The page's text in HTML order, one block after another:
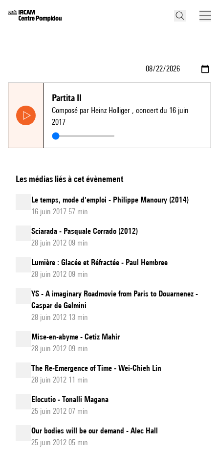
Partita II
Composé par Heinz Holliger , concert du 16 juin
2017
Les médias liés à cet évènement
Le temps, mode d'emploi - Philippe Manoury (2014)
16 juin 2017 57 min
Sciarada - Pasquale Corrado (2012)
28 juin 2012 09 min
Lumière : Glacée et Réfractée - Paul Hembree
28 juin 2012 09 min
YS - A imaginary Roadmovie from Paris to Douarnenez -
Caspar de Gelmini
28 juin 2012 13 min
Mise-en-abyme - Cetiz Mahir
28 juin 2012 09 min
The Re-Emergence of Time - Wei-Chieh Lin
28 juin 2012 11 min
Elocutio - Tonalli Magana
25 juin 2012 07 min
Our bodies will be our demand - Alec Hall
25 juin 2012 05 min